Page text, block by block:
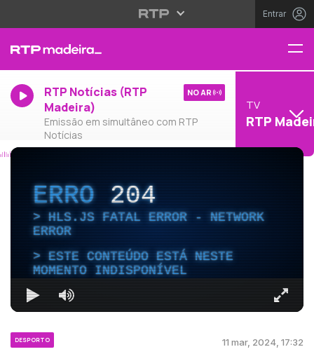
Entrar
RTP Notícias (RTP
Madeira)
Emissão em simultâneo com RTP
Notícias
NO AR
TV
RTP
ERRO204
HLS.JS FATAL ERROR - NETWORK
ERROR
ESTE CONTEÚDO ESTÁ NESTE
MOMENTO INDISPONÍVEL
DESPORTO 11 mar, 2024, 17:32